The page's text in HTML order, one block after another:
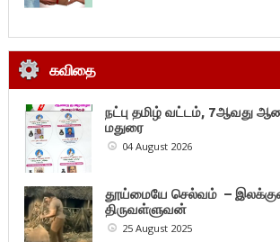
கவிதை
நட்பு தமிழ் வட்டம், 7ஆவது
மதுரை
04 August 2026
தூய்மையே செல்வம் –
திருவள்ளுவன்
25 August 2025